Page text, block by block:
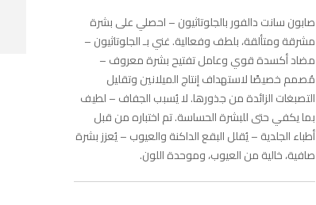
صابون سانت دالفور بالجلوتاثيون – احصلي على بشرة
مشرقة ومتألقة، بلطف وفعالية. غني بـ الجلوتاثيون –
مضاد أكسدة قوي وعامل تفتيح بشرة معروف –
مُصمم خصيصًا لاستهداف إنتاج الميلانين وتقليل
التصبغات الزائدة من جذورها. لا يُسبب الجفاف – لطيف
بما يكفي حتى للبشرة الحساسة. تم اختباره من قبل
أطباء الجلدية – يُقلل البقع الداكنة والعيوب – يُعزز بشرة
صافية، خالية من العيوب، وموحدة اللون.